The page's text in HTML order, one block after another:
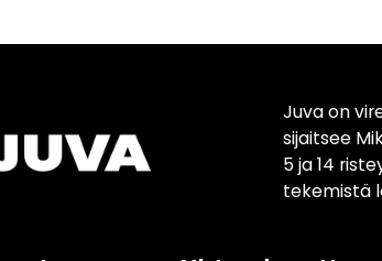
Juva on
sijaitsee
5 ja 14
tekemistä